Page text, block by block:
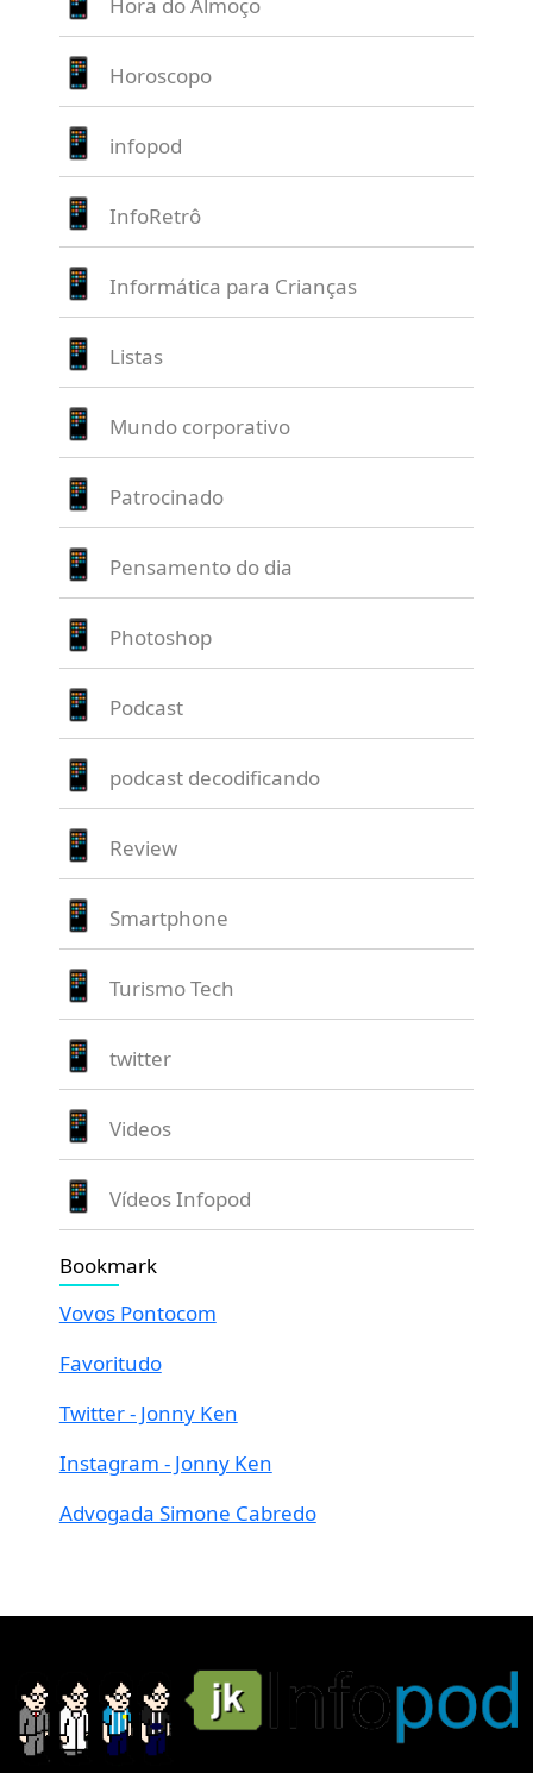
Horoscopo
infopod
InfoRetrô
Informática para Crianças
Listas
Mundo corporativo
Patrocinado
Pensamento do dia
Photoshop
Podcast
podcast decodificando
Review
Smartphone
Turismo Tech
twitter
Videos
Vídeos Infopod
Bookmark
Vovos Pontocom
Favoritudo
Twitter - Jonny Ken
Instagram - Jonny Ken
Advogada Simone Cabredo